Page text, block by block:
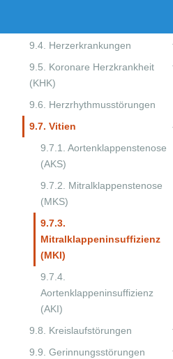
9.4. Herzerkrankungen
9.5. Koronare Herzkrankheit
(KHK)
9.6. Herzrhythmusstörungen
9.7. Vitien
9.7.1. Aortenklappenstenose
(AKS)
9.7.2. Mitralklappenstenose
(MKS)
9.7.3.
Mitralklappeninsuffizienz
(MKI)
9.7.4.
Aortenklappeninsuffizienz
(AKI)
9.8. Kreislaufstörungen
9.9. Gerinnungsstörungen